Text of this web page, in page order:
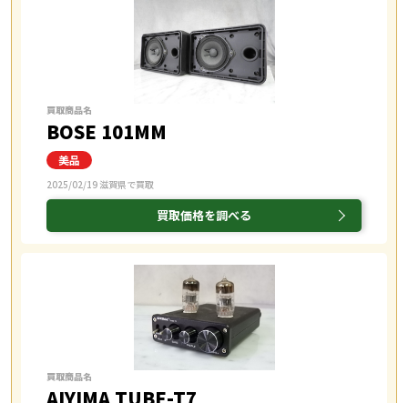
買取商品名
BOSE 101MM
2025/02/19 滋賀県で買取
買取価格を調べる
買取商品名